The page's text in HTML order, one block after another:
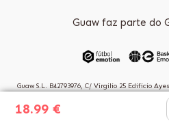
18.99 €
Guaw faz parte do
Guaw S.L. B42793976, C/ Virgilio 25 Edificio